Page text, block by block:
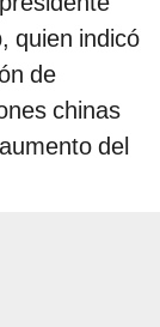
quien indicó
de
chinas
del